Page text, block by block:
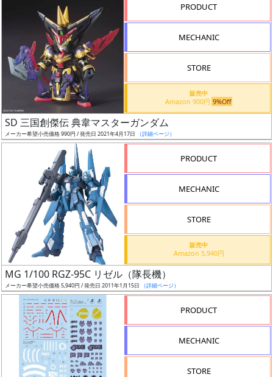
割
引
店
舗
PRODUCT
MECHANIC
STORE
販売中
Amazon 900円 9%Off
SD 三国創傑伝 典韋マスターガンダム
メーカー希望小売価格 990円 / 発売日 2021年4月17日 （詳細ページ）
PRODUCT
MECHANIC
STORE
販売中
Amazon 5,940円
MG 1/100 RGZ-95C リゼル（隊長機）
メーカー希望小売価格 5,940円 / 発売日 2011年1月15日 （詳細ページ）
PRODUCT
MECHANIC
STORE